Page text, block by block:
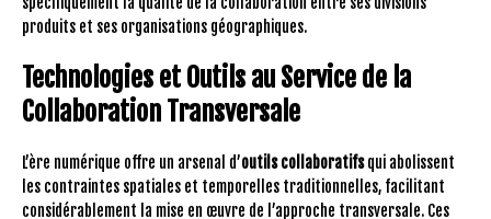
produits et ses organisations géographiques.
Technologies et Outils au Service de la
Collaboration Transversale
L’ère numérique offre un arsenal d’outils collaboratifsqui abolissent
les contraintes spatiales et temporelles traditionnelles, facilitant
considérablement la mise en œuvre de l’approche transversale. Ces